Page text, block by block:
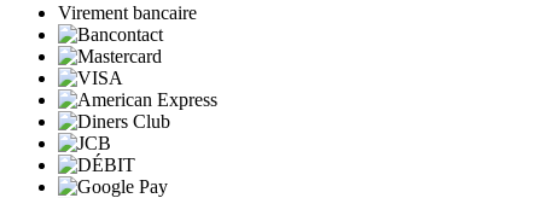
Virement bancaire